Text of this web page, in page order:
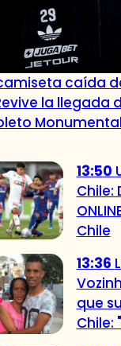
caída
la llegada
Monumental
13:50
Chile:
Chile
13:36
que
Chile: